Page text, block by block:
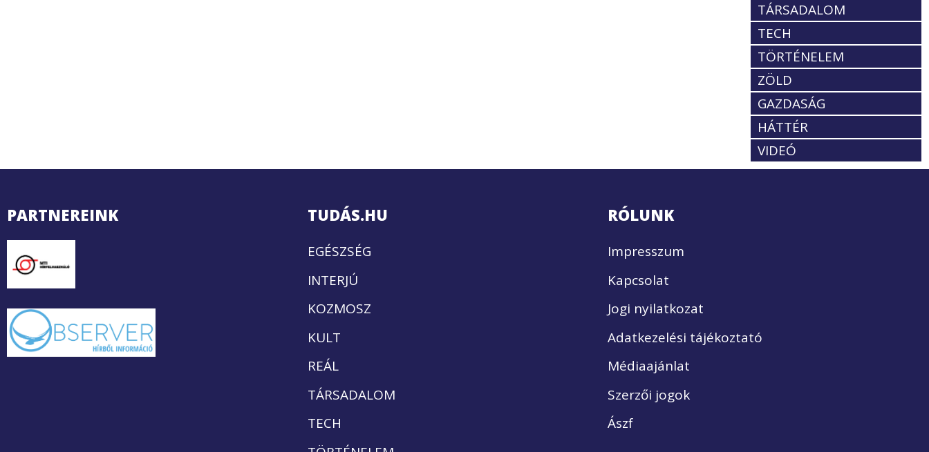
TÁRSADALOM
TECH
TÖRTÉNELEM
ZÖLD
GAZDASÁG
HÁTTÉR
VIDEÓ
PARTNEREINK TUDÁS.HU
EGÉSZSÉG
INTERJÚ
KOZMOSZ
KULT
REÁL
TÁRSADALOM
TECH
RÓLUNK
Impresszum
Kapcsolat
Jogi nyilatkozat
Adatkezelési tájékoztató
Médiaajánlat
Szerzői jogok
Ászf